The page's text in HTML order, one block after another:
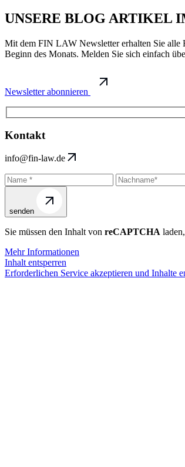
UNSERE BLOG ARTIKEL
Mit dem FIN LAW Newsletter erhalten Sie alle
Beginn des Monats. Melden Sie sich einfach
Newsletter abonnieren
Kontakt
info@fin-law.de
senden
Sie müssen den Inhalt von reCAPTCHA
Mehr Informationen
Inhalt entsperren
Erforderlichen Service akzeptieren und Inhalte